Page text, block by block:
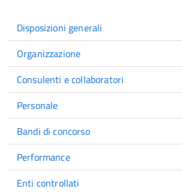
Disposizioni generali
Organizzazione
Consulenti e collaboratori
Personale
Bandi di concorso
Performance
Enti controllati